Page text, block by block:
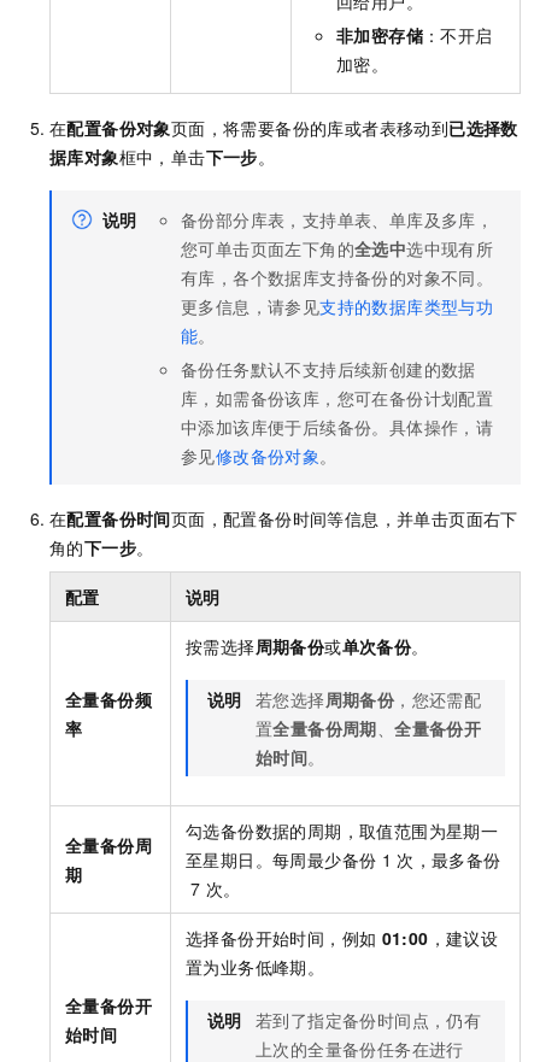
非加密存储 ：不开启
加密。
在配置备份对象页面，将需要备份的库或者表移动到已选择数
据库对象框中，单击下一步。
说明
备份部分库表，支持单表、单库及多库，
您可单击页面左下角的全选中选中现有所
有库，各个数据库支持备份的对象不同。
更多信息，请参见支持的数据库类型与功
能。
备份任务默认不支持后续新创建的数据
库，如需备份该库，您可在备份计划配置
中添加该库便于后续备份。具体操作，请
参见修改备份对象 。
在配置备份时间页面，配置备份时间等信息，并单击页面右下
角的下一步。
配置 说明
全量备份频
率
按需选择周期备份或单次备份。
说明 若您选择 周期备份，您还需配
置全量备份周期 、全量备份开
始时间。
全量备份周
期
勾选备份数据的周期，取值范围为星期一
至星期日。每周最少备份 1 次，最多备份
7 次。
全量备份开
始时间
选择备份开始时间，例如 01:00 ，建议设
置为业务低峰期。
说明 若到了指定备份时间点，仍有
上次的全量备份任务在进行